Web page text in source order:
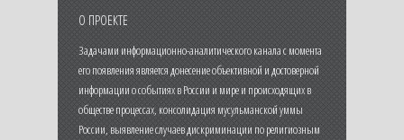
О ПРОЕКТЕ
Задачами информационно-аналитического канала с момента
его появления является донесение объективной и достоверной
информации о событиях в России и мире и происходящих в
обществе процессах, консолидация мусульманской уммы
России, выявление случаев дискриминации по религиозным